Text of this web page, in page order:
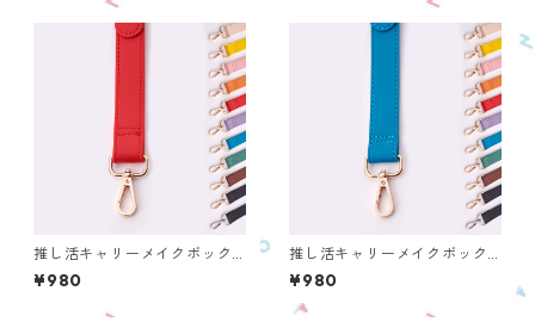
推し活キャリーメイクボック
ス ショルダーベルト レッ
ド OMS-RD-S
¥980
推し活キャリーメイクボック
ス ショルダーベルト ブル
ー OMS-BL-S
¥980